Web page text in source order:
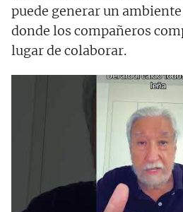
puede generar un
donde los compañeros
lugar de colaborar.